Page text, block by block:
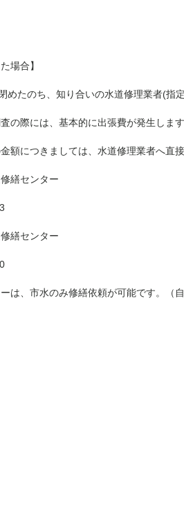
場合】
たのち、知り合いの水道修理業者(指
の際には、基本的に出張費が発生しま
額につきましては、水道修理業者へ直接
繕センター
繕センター
は、市水のみ修繕依頼が可能です。（